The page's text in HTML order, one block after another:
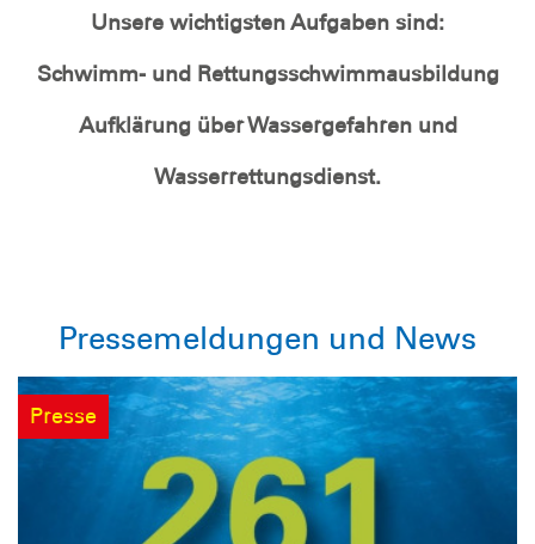
Unsere wichtigsten Aufgaben sind:
Schwimm- und Rettungsschwimmausbildung
Aufklärung über Wassergefahren und
Wasserrettungsdienst.
Pressemeldungen und News
Presse